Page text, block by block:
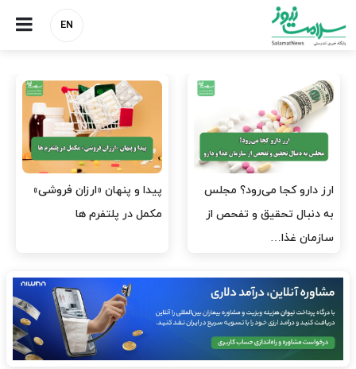
EN
صنعت دارو چشم‌انتظار اجرای
مصوبه بانک مرکزی
هشدار کانون هموفیلی ایران:
۴ هزار بیمار ۸ ماه است